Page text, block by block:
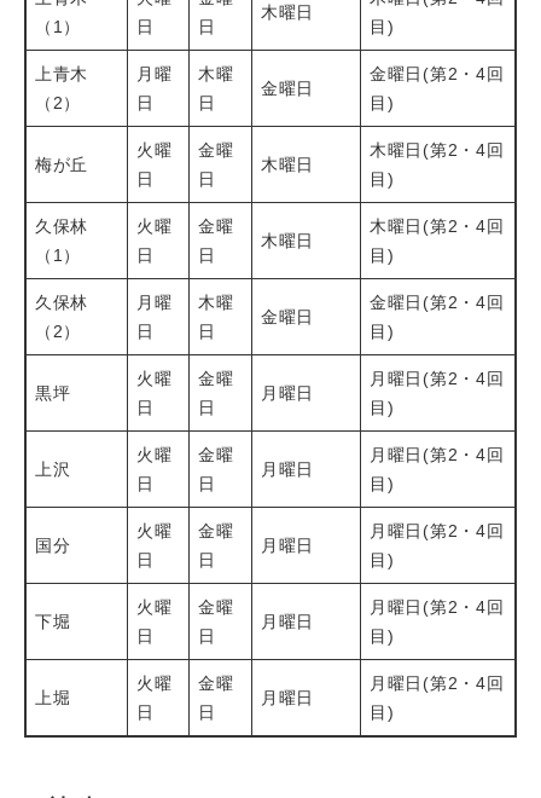
（1）
日
日
木曜日
目)
上青木
（2）
月曜
日
木曜
日
金曜日
金曜日(第2・4回
目)
梅が丘
火曜
日
金曜
日
木曜日
木曜日(第2・4回
目)
久保林
（1）
火曜
日
金曜
日
木曜日
木曜日(第2・4回
目)
久保林
（2）
月曜
日
木曜
日
金曜日
金曜日(第2・4回
目)
黒坪
火曜
日
金曜
日
月曜日
月曜日(第2・4回
目)
上沢
火曜
日
金曜
日
月曜日
月曜日(第2・4回
目)
国分
火曜
日
金曜
日
月曜日
月曜日(第2・4回
目)
下堀
火曜
日
金曜
日
月曜日
月曜日(第2・4回
目)
上堀
火曜
日
金曜
日
月曜日
月曜日(第2・4回
目)